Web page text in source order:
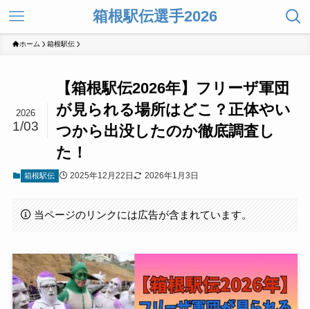
箱根駅伝選手2026
ホーム 箱根駅伝
【箱根駅伝2026年】フリーザ軍団
が見られる場所はどこ？正体やい
つから出没したのか徹底調査し
た！
2026
1/03
箱根駅伝 2025年12月22日 2026年1月3日
当ページのリンクには広告が含まれています。